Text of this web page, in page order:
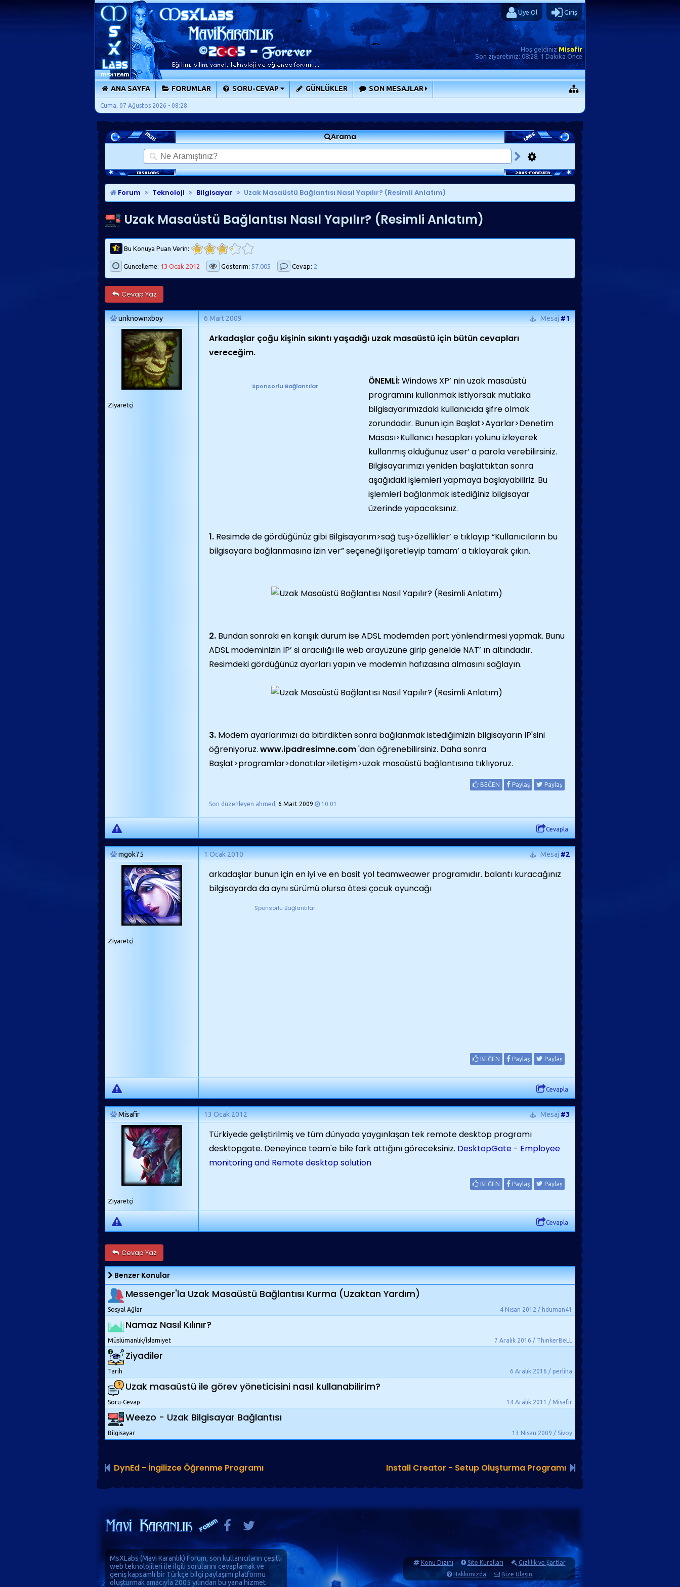
Üye Ol Giriş
Hoş geldiniz Misafir
Son ziyaretiniz:08:28, 1 Dakika Önce
ANA SAYFA FORUMLAR SORU-CEVAP GÜNLÜKLER SON MESAJLAR
Cuma, 07 Ağustos 2026 - 08:28
Arama
Forum Teknoloji Bilgisayar Uzak Masaüstü Bağlantısı Nasıl Yapılır? (Resimli Anlatım)
Uzak Masaüstü Bağlantısı Nasıl Yapılır? (Resimli Anlatım)
Bu Konuya Puan Verin:
Güncelleme: 13 Ocak 2012 Gösterim: 57.005 Cevap: 2
Cevap Yaz
unknownxboy 6 Mart 2009 Mesaj#1
Ziyaretçi
Arkadaşlar çoğu kişinin sıkıntı yaşadığı uzak masaüstü için bütün cevapları
vereceğim.
Sponsorlu Bağlantılar ÖNEMLİ:Windows XP’ nin uzak masaüstü
programını kullanmak istiyorsak mutlaka
bilgisayarımızdaki kullanıcıda şifre olmak
zorundadır. Bunun için Başlat>Ayarlar>Denetim
Masası>Kullanıcı hesapları yolunu izleyerek
kullanmış olduğunuz user’ a parola verebilirsiniz.
Bilgisayarımızı yeniden başlattıktan sonra
aşağıdaki işlemleri yapmaya başlayabiliriz. Bu
işlemleri bağlanmak istediğiniz bilgisayar
üzerinde yapacaksınız.
1. Resimde de gördüğünüz gibi Bilgisayarım>sağ tuş>özellikler’ e tıklayıp “Kullanıcıların bu
bilgisayara bağlanmasına izin ver” seçeneği işaretleyip tamam’ a tıklayarak çıkın.
2. Bundan sonraki en karışık durum ise ADSL modemden port yönlendirmesi yapmak. Bunu
ADSL modeminizin IP’ si aracılığı ileweb arayüzüne girip genelde NAT’ ın altındadır.
Resimdeki gördüğünüz ayarları yapın ve modemin hafızasına almasını sağlayın.
3. Modem ayarlarımızı da bitirdikten sonra bağlanmak istediğimizin bilgisayarın IP'sini
öğreniyoruz. www.ipadresimne.com'dan öğrenebilirsiniz. Daha sonra
Başlat>programlar>donatılar>iletişim>uzak masaüstü bağlantısına tıklıyoruz.
BEĞEN Paylaş Paylaş
Son düzenleyen ahmed; 6 Mart 2009 10:01
Cevapla
mgok75 1 Ocak 2010 Mesaj#2
Ziyaretçi
arkadaşlar bunun için en iyi ve en basit yol teamweawer programıdır. balantı kuracağınız
bilgisayarda da aynı sürümü olursa ötesi çocuk oyuncağı
Sponsorlu Bağlantılar
BEĞEN Paylaş Paylaş
Cevapla
Misafir 13 Ocak 2012 Mesaj#3
Ziyaretçi
Türkiyede geliştirilmiş ve tüm dünyada yaygınlaşan tek remote desktop programı
desktopgate. Deneyince team'e bile fark attığını göreceksiniz. DesktopGate - Employee
monitoring and Remote desktop solution
BEĞEN Paylaş Paylaş
Cevapla
Cevap Yaz
Benzer Konular
Messenger'la Uzak Masaüstü Bağlantısı Kurma (Uzaktan Yardım)
4 Nisan 2012 / hduman41
Sosyal Ağlar
Namaz Nasıl Kılınır?
7 Aralık 2016 / ThinkerBeLL
Müslümanlık/İslamiyet
Ziyadiler
6 Aralık 2016 / perlina
Tarih
Uzak masaüstü ile görev yöneticisini nasıl kullanabilirim?
14 Aralık 2011 / Misafir
Soru-Cevap
Weezo - Uzak Bilgisayar Bağlantısı
13 Nisan 2009 / Sivoy
Bilgisayar
DynEd - İngilizce Öğrenme Programı Install Creator - Setup Oluşturma Programı
MsXLabs (Mavi Karanlık) Forum, son kullanıcıların çeşitli
web teknolojileri ile ilgili sorularını cevaplamak ve
geniş kapsamlı bir Türkçe bilgi paylaşımı platformu
oluşturmak amacıyla 2005 yılından bu yana hizmet
Konu Dizini Site Kuralları
Gizlilik ve Şartlar
Hakkımızda
Bize Ulaşın